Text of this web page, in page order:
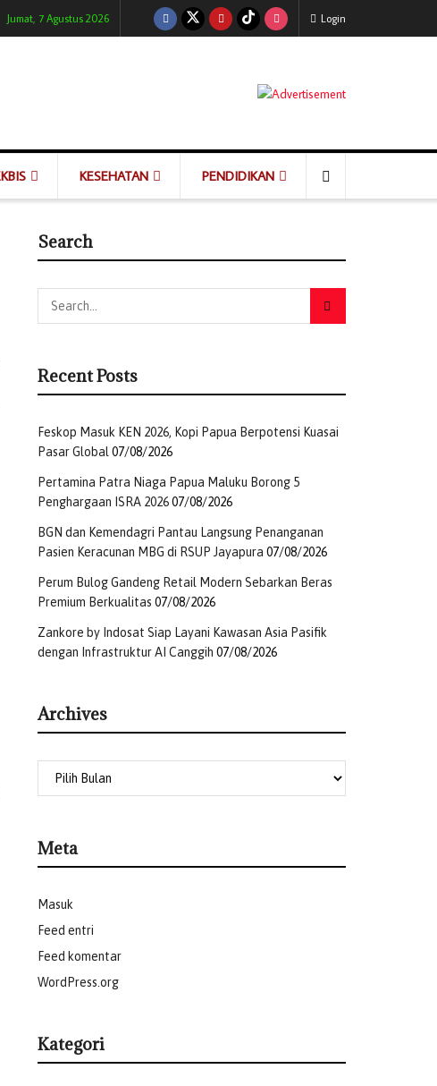
Jumat, 7 Agustus 2026 Login
KESEHATAN PENDIDIKAN
Search
Recent Posts
Feskop Masuk KEN 2026, Kopi Papua Berpotensi Kuasai
Pasar Global 07/08/2026
Pertamina Patra Niaga Papua Maluku Borong 5
Penghargaan ISRA 202607/08/2026
BGN dan Kemendagri Pantau Langsung Penanganan
Pasien Keracunan MBG di RSUP Jayapura 07/08/2026
Perum Bulog Gandeng Retail Modern Sebarkan Beras
Premium Berkualitas 07/08/2026
Zankore by Indosat Siap Layani Kawasan Asia Pasifik
dengan Infrastruktur AI Canggih 07/08/2026
Archives
Meta
Masuk
Feed entri
Feed komentar
WordPress.org
Kategori